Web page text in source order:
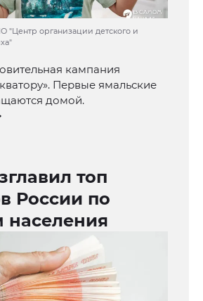
"Центр организации детского и
кампания
Первые ямальские
домой.
топ
России по
населения